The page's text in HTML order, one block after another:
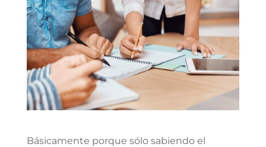
Básicamente porque sólo sabiendo el